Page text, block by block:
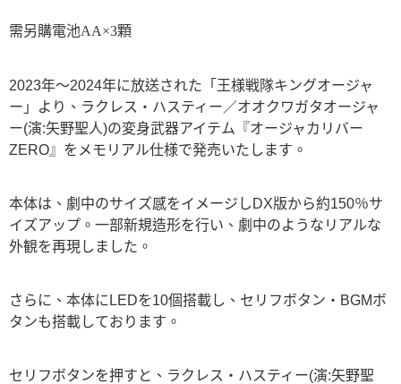
需另購電池AA×3顆
2023年～2024年に放送された「王様戦隊キングオージャ
ー」より、ラクレス・ハスティー／オオクワガタオージャ
ー(演:矢野聖人)の変身武器アイテム『オージャカリバー
ZERO』をメモリアル仕様で発売いたします。
本体は、劇中のサイズ感をイメージしDX版から約150％サ
イズアップ。一部新規造形を行い、劇中のようなリアルな
外観を再現しました。
さらに、本体にLEDを10個搭載し、セリフボタン・BGMボ
タンも搭載しております。
セリフボタンを押すと、ラクレス・ハスティー(演:矢野聖